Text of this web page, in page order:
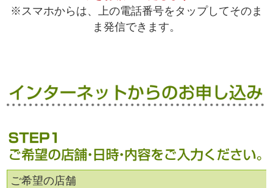
※スマホからは、上の電話番号をタップしてそのま
ま発信できます。
ご希望の店舗